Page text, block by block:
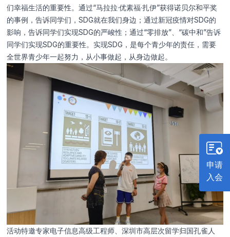
们幸福生活的重要性。通过“马拉拉·优素福·扎伊”获得诺贝尔和平奖
的事例，告诉同学们，SDG就在我们身边；通过新冠疫情对SDG的
影响，告诉同学们实现SDG的严峻性；通过“零排放”、“碳中和”告诉
同学们实现SDG的重要性。实现SDG，是每个青少年的责任，需要
全世界青少年一起努力，从小事做起，从身边做起。
活动特邀专家电子信息高级工程师、深圳市高层次留学归国孔雀人
申请
入会